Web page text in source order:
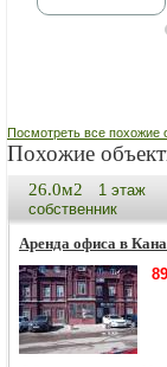
Посмотреть все похожие
Похожие
26.0м2 1 этаж
собственник
Аренда офиса в